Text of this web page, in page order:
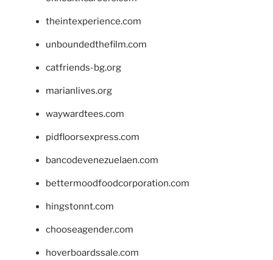
theintexperience.com
unboundedthefilm.com
catfriends-bg.org
marianlives.org
waywardtees.com
pidfloorsexpress.com
bancodevenezuelaen.com
bettermoodfoodcorporation.com
hingstonnt.com
chooseagender.com
hoverboardssale.com